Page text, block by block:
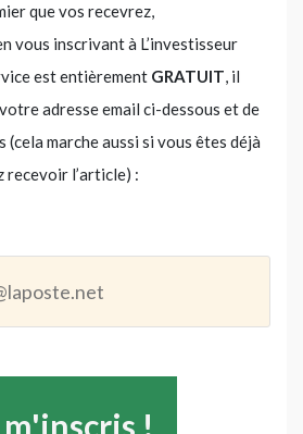
que vos recevrez,
vous inscrivant à L’investisseur
est entièrement GRATUIT, il
adresse email ci-dessous et de
(cela marche aussi si vous êtes déjà
recevoir l’article) :